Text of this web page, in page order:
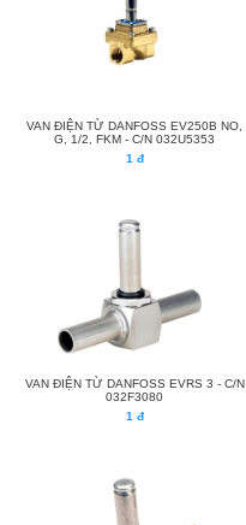
VAN ĐIỆN TỪ DANFOSS EV250B NO,
G, 1/2, FKM - C/N 032U5353
1 đ
VAN ĐIỆN TỪ DANFOSS EVRS 3 - C/N
032F3080
1 đ